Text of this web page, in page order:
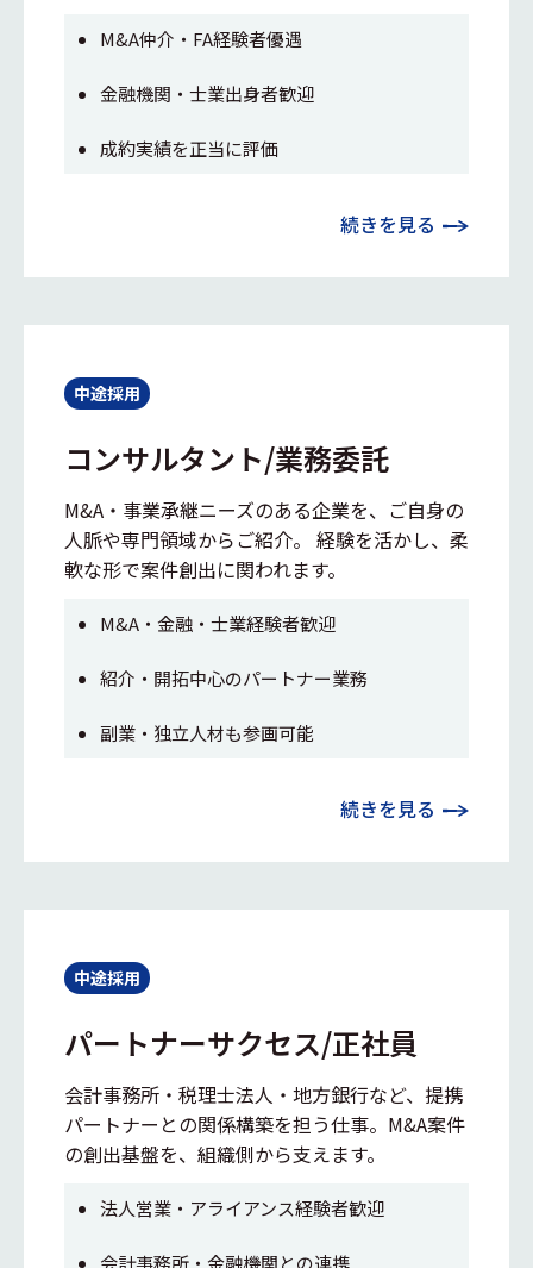
M&A仲介・FA経験者優遇
金融機関・士業出身者歓迎
成約実績を正当に評価
続きを見る
中途採用
コンサルタント/業務委託
M&A・事業承継ニーズのある企業を、ご自身の
人脈や専門領域からご紹介。 経験を活かし、柔
軟な形で案件創出に関われます。
M&A・金融・士業経験者歓迎
紹介・開拓中心のパートナー業務
副業・独立人材も参画可能
続きを見る
中途採用
パートナーサクセス/正社員
会計事務所・税理士法人・地方銀行など、提携
パートナーとの関係構築を担う仕事。M&A案件
の創出基盤を、組織側から支えます。
法人営業・アライアンス経験者歓迎
会計事務所・金融機関との連携